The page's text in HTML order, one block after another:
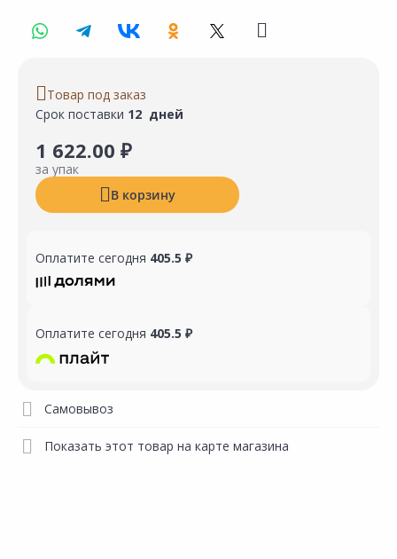
Товар под заказ
Срок поставки 12 дней
1 622.00 ₽
за упак
В корзину
Оплатите сегодня 405.5 ₽
Оплатите сегодня 405.5 ₽
Самовывоз
Показать этот товар на карте магазина